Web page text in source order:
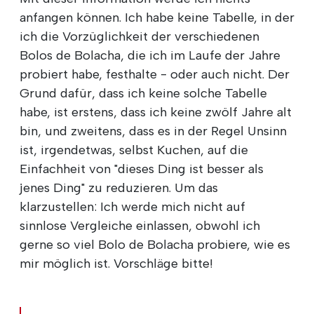
anfangen können. Ich habe keine Tabelle, in der
ich die Vorzüglichkeit der verschiedenen
Bolos de Bolacha, die ich im Laufe der Jahre
probiert habe, festhalte - oder auch nicht. Der
Grund dafür, dass ich keine solche Tabelle
habe, ist erstens, dass ich keine zwölf Jahre alt
bin, und zweitens, dass es in der Regel Unsinn
ist, irgendetwas, selbst Kuchen, auf die
Einfachheit von "dieses Ding ist besser als
jenes Ding" zu reduzieren. Um das
klarzustellen: Ich werde mich nicht auf
sinnlose Vergleiche einlassen, obwohl ich
gerne so viel Bolo de Bolacha probiere, wie es
mir möglich ist. Vorschläge bitte!